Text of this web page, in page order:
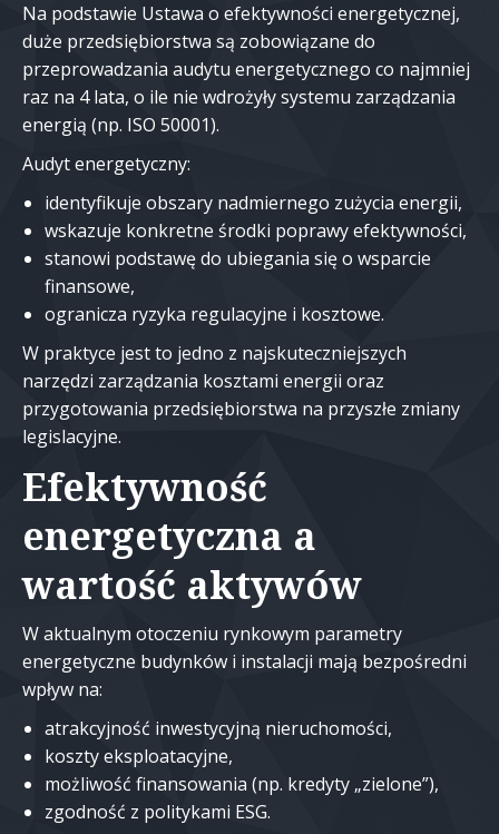
Na podstawie Ustawa o efektywności energetycznej,
duże przedsiębiorstwa są zobowiązane do
przeprowadzania audytu energetycznego co najmniej
raz na 4 lata, o ile nie wdrożyły systemu zarządzania
energią (np. ISO 50001).
Audyt energetyczny:
identyfikuje obszary nadmiernego zużycia energii,
wskazuje konkretne środki poprawy efektywności,
stanowi podstawę do ubiegania się o wsparcie
finansowe,
ogranicza ryzyka regulacyjne i kosztowe.
W praktyce jest to jedno z najskuteczniejszych
narzędzi zarządzania kosztami energii oraz
przygotowania przedsiębiorstwa na przyszłe zmiany
legislacyjne.
Efektywność
energetyczna a
wartość aktywów
W aktualnym otoczeniu rynkowym parametry
energetyczne budynków i instalacji mają bezpośredni
wpływ na:
atrakcyjność inwestycyjną nieruchomości,
koszty eksploatacyjne,
możliwość finansowania (np. kredyty „zielone”),
zgodność z politykami ESG.